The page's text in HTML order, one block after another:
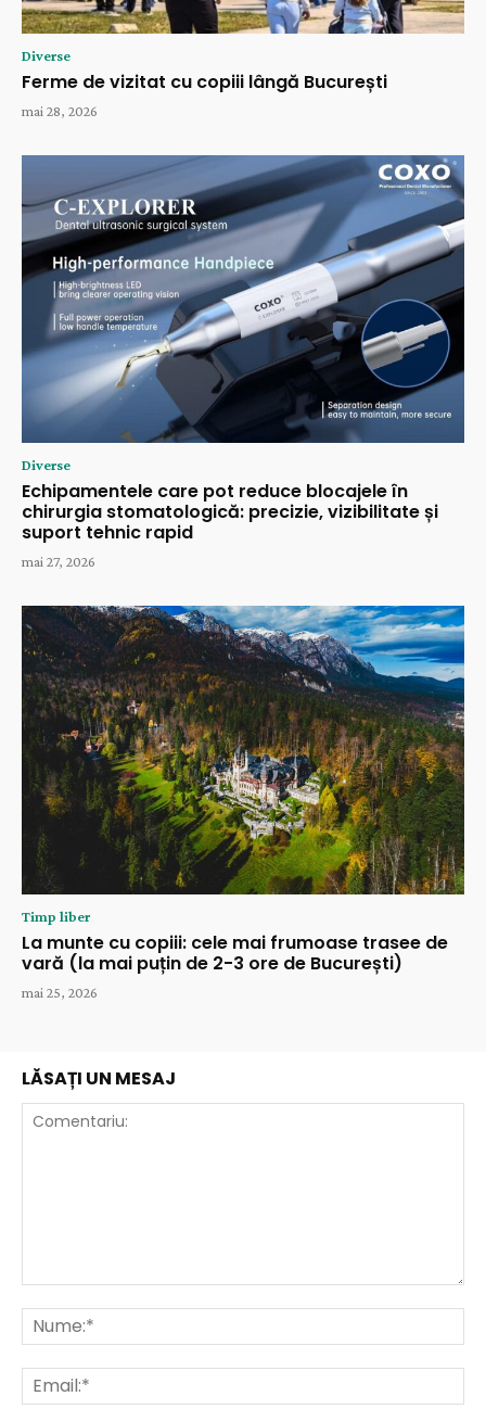
Diverse
Ferme de vizitat cu copiii lângă București
mai 28, 2026
Diverse
Echipamentele care pot reduce blocajele în
chirurgia stomatologică: precizie, vizibilitate și
suport tehnic rapid
mai 27, 2026
Timp liber
La munte cu copiii: cele mai frumoase trasee de
vară (la mai puțin de 2-3 ore de București)
mai 25, 2026
LĂSAȚI UN MESAJ